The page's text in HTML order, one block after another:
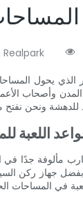
Realpark
الذي يحول
المدن وأصحاب
اللعبة
مألوفة جدًا في
جهاز ركن